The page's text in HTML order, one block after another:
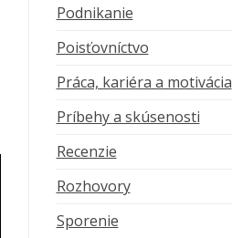
Podnikanie
Poisťovníctvo
Práca, kariéra a motivácia
Príbehy a skúsenosti
Recenzie
Rozhovory
Sporenie